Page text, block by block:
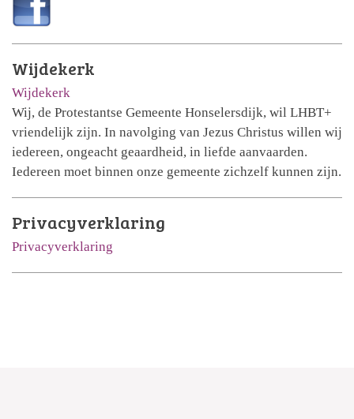
Wijdekerk
Wijdekerk
Wij, de Protestantse Gemeente Honselersdijk, wil LHBT+
vriendelijk zijn. In navolging van Jezus Christus willen wij
iedereen, ongeacht geaardheid, in liefde aanvaarden.
Iedereen moet binnen onze gemeente zichzelf kunnen zijn.
Privacyverklaring
Privacyverklaring